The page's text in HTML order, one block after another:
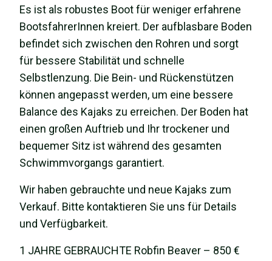
Es ist als robustes Boot für weniger erfahrene
BootsfahrerInnen kreiert. Der aufblasbare Boden
befindet sich zwischen den Rohren und sorgt
für bessere Stabilität und schnelle
Selbstlenzung. Die Bein- und Rückenstützen
können angepasst werden, um eine bessere
Balance des Kajaks zu erreichen. Der Boden hat
einen großen Auftrieb und Ihr trockener und
bequemer Sitz ist während des gesamten
Schwimmvorgangs garantiert.
Wir haben gebrauchte und neue Kajaks zum
Verkauf. Bitte kontaktieren Sie uns für Details
und Verfügbarkeit.
1 JAHRE GEBRAUCHTE Robfin Beaver – 850 €